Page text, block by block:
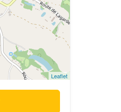
Leaflet